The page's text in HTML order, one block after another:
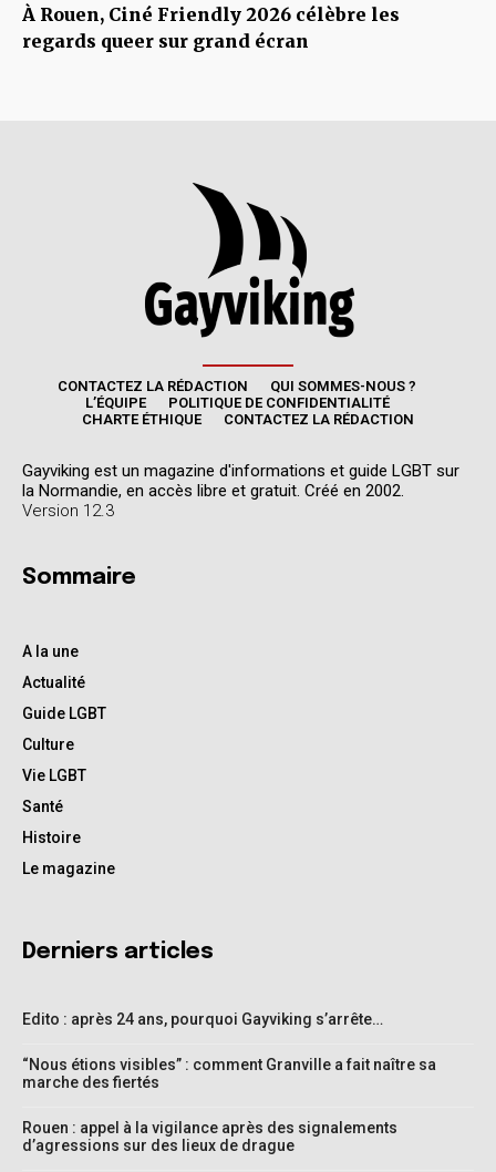
À Rouen, Ciné Friendly 2026 célèbre les
regards queer sur grand écran
CONTACTEZ LA RÉDACTION
QUI SOMMES-NOUS ?
L’ÉQUIPE
POLITIQUE DE CONFIDENTIALITÉ
CHARTE ÉTHIQUE
CONTACTEZ LA RÉDACTION
Gayviking est un magazine d'informations et guide LGBT sur
la Normandie, en accès libre et gratuit. Créé en 2002.
Version 12.3
Sommaire
A la une
Actualité
Guide LGBT
Culture
Vie LGBT
Santé
Histoire
Le magazine
Derniers articles
Edito : après 24 ans, pourquoi Gayviking s’arrête…
“Nous étions visibles” : comment Granville a fait naître sa
marche des fiertés
Rouen : appel à la vigilance après des signalements
d’agressions sur des lieux de drague